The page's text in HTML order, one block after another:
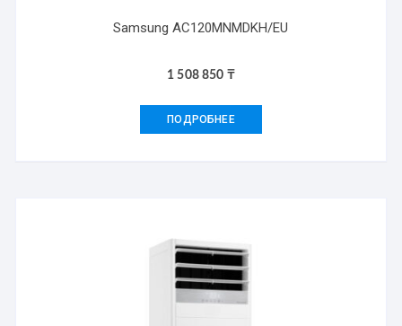
Samsung AC120MNMDKH/EU
1 508 850 ₸
ПОДРОБНЕЕ